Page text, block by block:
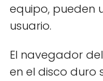
equipo, pueden
usuario.
El navegador
en el disco duro